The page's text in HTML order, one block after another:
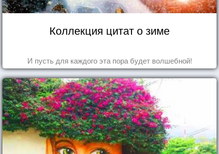
Коллекция цитат о зиме
И пусть для каждого эта пора будет волшебной!